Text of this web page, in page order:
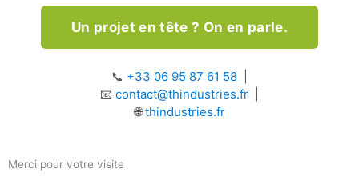
Un projet en tête ? On en parle.
📞 +33 06 95 87 61 58
📧 contact@thindustries.fr
🌐thindustries.fr
Merci pour votre visite